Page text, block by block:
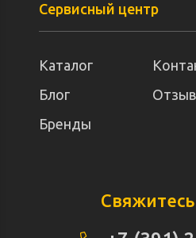
Сервисный центр
Каталог
Блог
Бренды